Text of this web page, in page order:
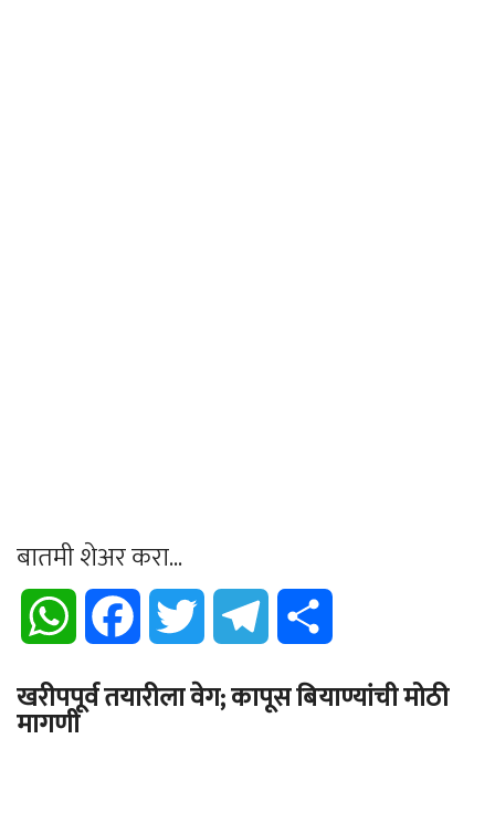
बातमी शेअर करा...
WhatsApp Facebook Twitter Telegram
खरीपपूर्व तयारीला वेग; कापूस बियाण्यांची मोठी
मागणी